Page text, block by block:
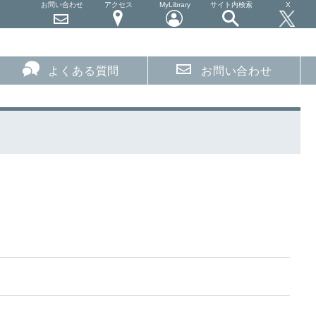
お問い合わせ アクセス MyLibrary サイト内検索 X
よくある質問 お問い合わせ